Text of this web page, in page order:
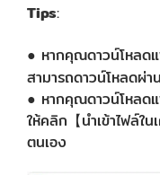
Tips:
● หากคุณดาวน์โหลด
สามารถดาวน์โหลดผ่า
● หากคุณดาวน์โหลด
ให้คลิก【นำเข้าไฟล์ใ
ตนเอง